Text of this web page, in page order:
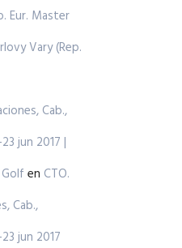
Eur. Master
Vary (Rep.
Cab.,
jun 2017 |
en CTO.
Cab.,
jun 2017